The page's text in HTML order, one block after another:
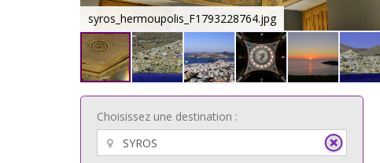
syros_hermoupolis_F1793228764.jpg
Choisissez une destination :